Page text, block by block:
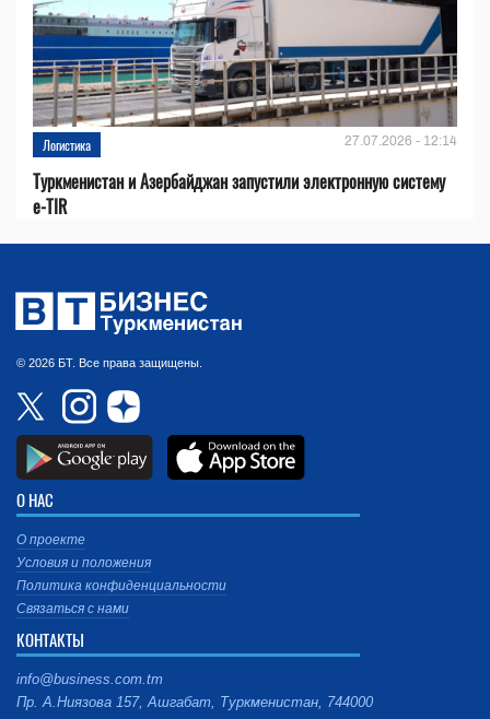
Логистика 27.07.2026 - 12:14
Туркменистан и Азербайджан запустили электронную систему
e-TIR
© 2026 БТ. Все права защищены.
О НАС
О проекте
Условия и положения
Политика конфиденциальности
Связаться с нами
КОНТАКТЫ
info@business.com.tm
Пр. А.Ниязова 157, Ашгабат, Туркменистан, 744000